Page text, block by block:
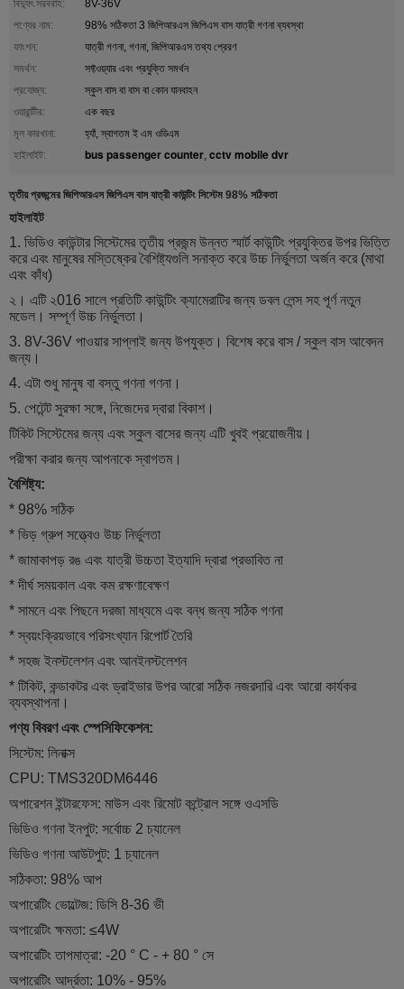
বিদ্যুৎ সরবরাহ:
8V-36V
পণ্যের নাম:
98% সঠিকতা 3 জিপিআরএস জিপিএস বাস যাত্রী গণনা ব্যবস্থা
ফাংশন:
যাত্রী গণনা, গণনা, জিপিআরএস তথ্য প্রেরণ
সমর্থন:
সফ্টওয়্যার এবং প্রযুক্তি সমর্থন
প্রযোজ্য:
স্কুল বাস বা বাস বা কোন যানবাহন
ওয়ারান্টীর:
এক বছর
মূল কারখানা:
হ্যাঁ, স্বাগতম ই এম ওডিএম
হাইলাইট:
bus passenger counter, cctv mobile dvr
তৃতীয় প্রজন্মের জিপিআরএস জিপিএস বাস যাত্রী কাউন্টিং সিস্টেম 98% সঠিকতা
হাইলাইট
1. ভিডিও কাউন্টার সিস্টেমের তৃতীয় প্রজন্ম উন্নত স্মার্ট কাউন্টিং প্রযুক্তির উপর ভিত্তি
করে এবং মানুষের মস্তিষ্কের বৈশিষ্ট্যগুলি সনাক্ত করে উচ্চ নির্ভুলতা অর্জন করে (মাথা
এবং কাঁধ)
২। এটি ২016 সালে প্রতিটি কাউন্টিং ক্যামেরাটির জন্য ডবল লেন্স সহ পূর্ণ নতুন
মডেল। সম্পূর্ণ উচ্চ নির্ভুলতা।
3. 8V-36V পাওয়ার সাপ্লাই জন্য উপযুক্ত। বিশেষ করে বাস / স্কুল বাস আবেদন
জন্য।
4. এটা শুধু মানুষ বা বস্তু গণনা গণনা।
5. পেটেন্ট সুরক্ষা সঙ্গে, নিজেদের দ্বারা বিকাশ।
টিকিট সিস্টেমের জন্য এবং স্কুল বাসের জন্য এটি খুবই প্রয়োজনীয়।
পরীক্ষা করার জন্য আপনাকে স্বাগতম।
বৈশিষ্ট্য:
* 98% সঠিক
* ভিড় গ্রুপ সত্ত্বেও উচ্চ নির্ভুলতা
* জামাকাপড় রঙ এবং যাত্রী উচ্চতা ইত্যাদি দ্বারা প্রভাবিত না
* দীর্ঘ সময়কাল এবং কম রক্ষণাবেক্ষণ
* সামনে এবং পিছনে দরজা মাধ্যমে এবং বন্ধ জন্য সঠিক গণনা
* স্বয়ংক্রিয়ভাবে পরিসংখ্যান রিপোর্ট তৈরি
* সহজ ইনস্টলেশন এবং আনইনস্টলেশন
* টিকিট, কন্ডাকটর এবং ড্রাইভার উপর আরো সঠিক নজরদারি এবং আরো কার্যকর
ব্যবস্থাপনা।
পণ্য বিবরণ এবং স্পেসিফিকেশন:
সিস্টেম: লিনাক্স
CPU: TMS320DM6446
অপারেশন ইন্টারফেস: মাউস এবং রিমোট কন্ট্রোল সঙ্গে ওএসডি
ভিডিও গণনা ইনপুট: সর্বোচ্চ 2 চ্যানেল
ভিডিও গণনা আউটপুট: 1 চ্যানেল
সঠিকতা: 98% আপ
অপারেটিং ভোল্টেজ: ডিসি 8-36 ভী
অপারেটিং ক্ষমতা: ≤4W
অপারেটিং তাপমাত্রা: -20 ° C - + 80 ° সে
অপারেটিং আর্দ্রতা: 10% - 95%